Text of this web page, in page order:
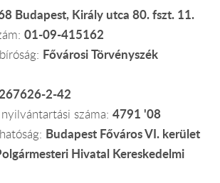
Budapest, Király utca 80. fszt. 11.
01-09-415162
Fővárosi Törvényszék
2-42
száma:4791 '08
Budapest Főváros VI. kerület
Hivatal Kereskedelmi